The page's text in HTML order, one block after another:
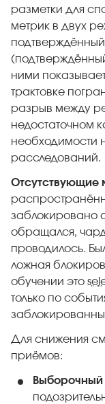
разметки для
метрик в двух
ними показывает
трактовке
разрыв между
недостаточном
необходимости
расследований.
Отсутствующие
заблокировано
обращался,
проводилось.
ложная
обучении это
только по
Для снижения
приёмов:
Выборочный